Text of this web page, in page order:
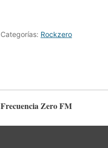
Categorías: Rockzero
Frecuencia Zero FM